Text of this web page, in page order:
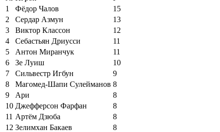
1
Фёдор Чалов
15
2
Сердар Азмун
13
3
Виктор Классон
12
4
Себастьян Дриусси
11
5
Антон Миранчук
11
6
Зе Луиш
10
7
Сильвестр Игбун
9
8
Магомед-Шапи Сулейманов 8
9
Ари
8
10 Джефферсон Фарфан
8
11 Артём Дзюба
8
12 Зелимхан Бакаев
8